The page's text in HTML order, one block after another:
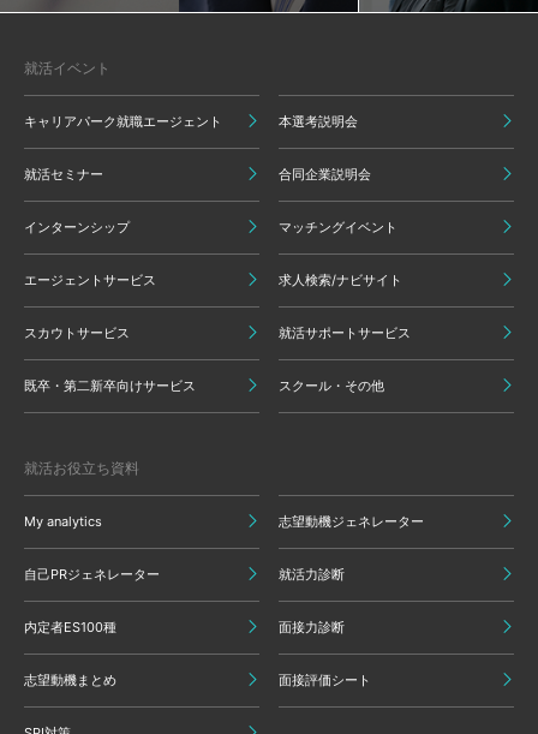
就活イベント
キャリアパーク就職エージェント 本選考説明会
就活セミナー 合同企業説明会
インターンシップ マッチングイベント
エージェントサービス 求人検索/ナビサイト
スカウトサービス 就活サポートサービス
既卒・第二新卒向けサービス スクール・その他
就活お役立ち資料
My analytics 志望動機ジェネレーター
自己PRジェネレーター 就活力診断
内定者ES100種 面接力診断
志望動機まとめ 面接評価シート